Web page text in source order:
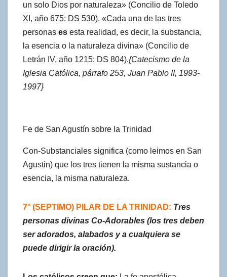
un solo Dios por naturaleza» (Concilio de Toledo
XI, año 675: DS 530). «Cada una de las tres
personas es esta realidad, es decir, la substancia,
la esencia o la naturaleza divina» (Concilio de
Letrán IV, año 1215: DS 804).{Catecismo de la
Iglesia Católica, párrafo 253, Juan Pablo II, 1993-
1997}
Fe de San Agustín sobre la Trinidad
Con-Substanciales significa (como leimos en San
Agustin) que los tres tienen la misma sustancia o
esencia, la misma naturaleza.
7° (SEPTIMO) PILAR DE LA TRINIDAD: Tres
personas divinas Co-Adorables (los tres deben
ser adorados, alabados y a cualquiera se
puede dirigir la oración).